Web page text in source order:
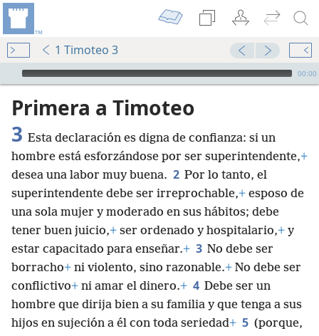
1 Timoteo 3
Audio Player
00:00
Primera a Timoteo
3 Esta declaración es digna de confianza: si un
hombre está esforzándose por ser superintendente,+
desea una labor muy buena. 2 Por lo tanto, el
superintendente debe ser irreprochable,+ esposo de
una sola mujer y moderado en sus hábitos; debe
tener buen juicio,+ ser ordenado y hospitalario,+ y
estar capacitado para enseñar.+ 3 No debe ser
borracho+ ni violento, sino razonable.+ No debe ser
conflictivo+ ni amar el dinero.+ 4 Debe ser un
hombre que dirija bien a su familia y que tenga a sus
hijos en sujeción a él con toda seriedad+ 5 (porque,